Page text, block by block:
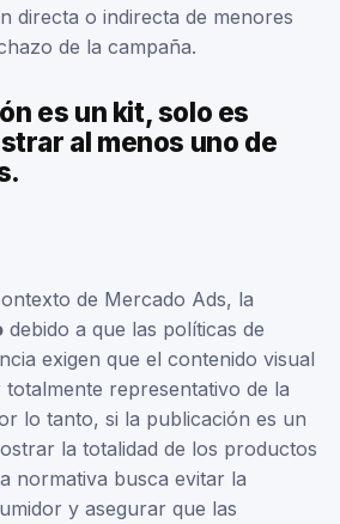
directa o indirecta de menores
de la campaña.
es un kit, solo es
al menos uno de
de Mercado Ads, la
debido a que las políticas de
exigen que el contenido visual
totalmente representativo de la
lo tanto, si la publicación es un
la totalidad de los productos
normativa busca evitar la
y asegurar que las